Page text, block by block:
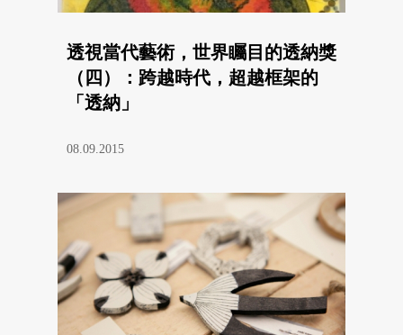
透視當代藝術，世界矚目的透納獎
（四）：跨越時代，超越框架的
「透納」
08.09.2015